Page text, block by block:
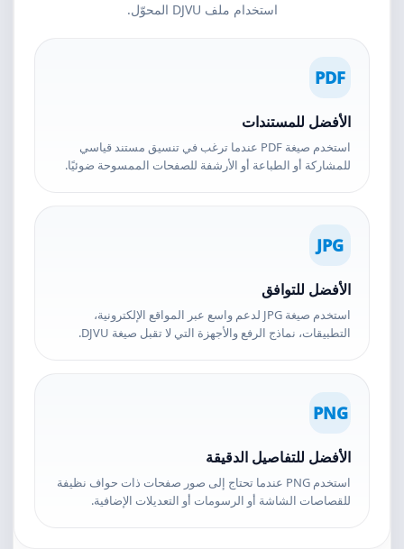
استخدام ملف DJVU المحوّل.
PDF
الأفضل للمستندات
استخدم صيغة PDF عندما ترغب في تنسيق مستند قياسي
للمشاركة أو الطباعة أو الأرشفة للصفحات الممسوحة ضوئيًا.
JPG
الأفضل للتوافق
استخدم صيغة JPG لدعم واسع عبر المواقع الإلكترونية،
التطبيقات، نماذج الرفع والأجهزة التي لا تقبل صيغة DJVU.
PNG
الأفضل للتفاصيل الدقيقة
استخدم PNG عندما تحتاج إلى صور صفحات ذات حواف نظيفة
للقصاصات الشاشة أو الرسومات أو التعديلات الإضافية.